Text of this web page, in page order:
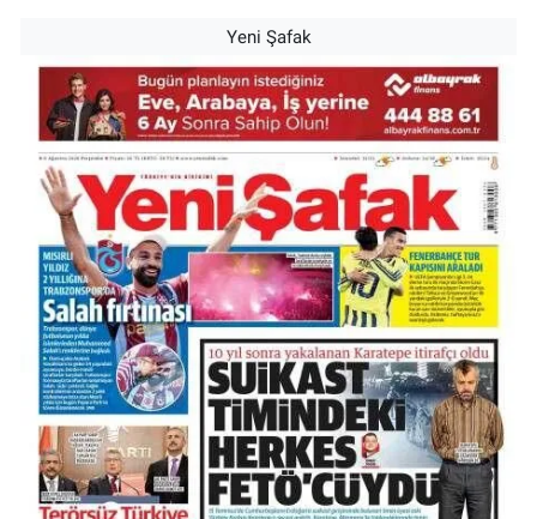
Yeni Şafak